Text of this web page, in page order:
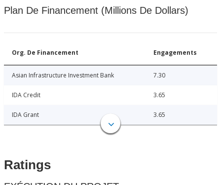
Plan De Financement (Millions De Dollars)
Org. De Financement Engagements
Asian Infrastructure Investment Bank 7.30
IDA Credit 3.65
IDA Grant 3.65
Ratings